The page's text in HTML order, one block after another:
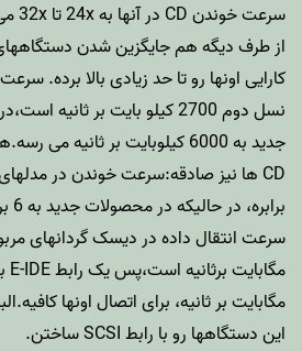
سرعت خوندن CD در آنها به 24x تا 32x می رسه.
از طرف دیگه هم جایگزین شدن
کارایی اونها رو تا حد زیادی بالا برده.
نسل دوم 2700 کیلو بایت بر
جدید به 6000 کیلوبایت بر
مگابایت بر ثانیه، برای اتصال اونها
این دستگاهها رو با رابط SCSI ساختن.